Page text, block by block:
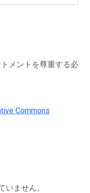
メントを尊重する必
Commons
いません。